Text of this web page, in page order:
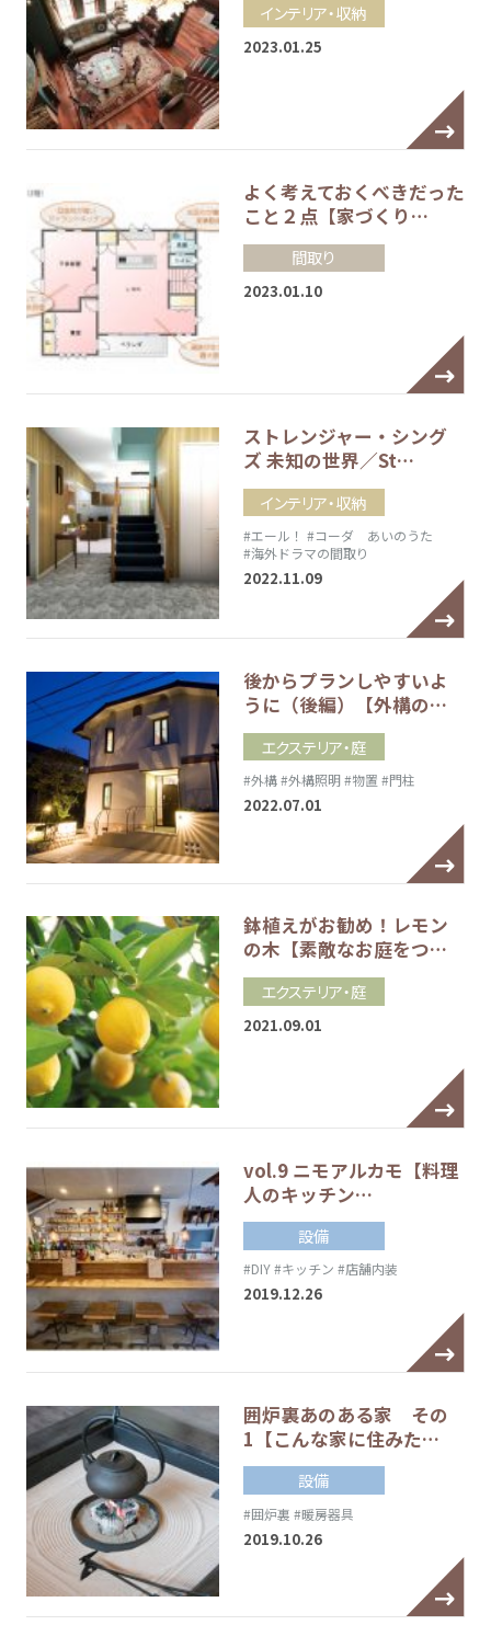
インテリア・収納
2023.01.25
よく考えておくべきだった
こと２点【家づくり…
間取り
2023.01.10
ストレンジャー・シング
ズ 未知の世界／St…
インテリア・収納
#エール！ #コーダ あいのうた
#海外ドラマの間取り
2022.11.09
後からプランしやすいよ
うに（後編）【外構の…
エクステリア・庭
#外構#外構照明 #物置 #門柱
2022.07.01
鉢植えがお勧め！レモン
の木【素敵なお庭をつ…
エクステリア・庭
2021.09.01
vol.9 ニモアルカモ【料理
人のキッチン…
設備
#DIY#キッチン #店舗内装
2019.12.26
囲炉裏あのある家 その
1【こんな家に住みた…
設備
#囲炉裏 #暖房器具
2019.10.26